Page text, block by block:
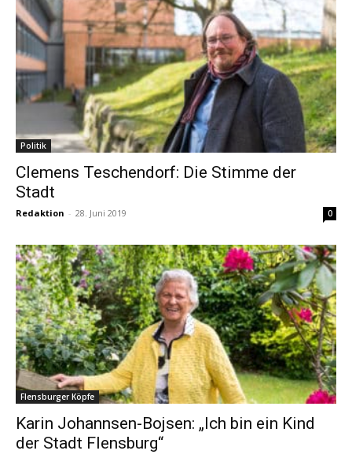
Politik
Clemens Teschendorf: Die Stimme der
Stadt
Redaktion - 28. Juni 2019 0
Flensburger Köpfe
Karin Johannsen-Bojsen: „Ich bin ein Kind
der Stadt Flensburg“